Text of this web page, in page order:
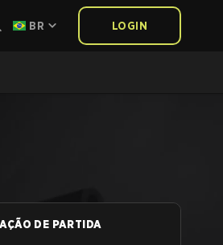
BR LOGIN
DE PARTIDA